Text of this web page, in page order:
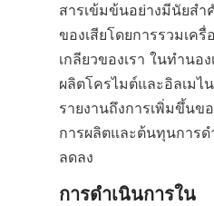
สารเข้มข้นอย่างมีนัยส
ของเสียโดยการรวมเครื่
เกลียวของเรา ในทำนอ
ผลิตโครไมต์และอิลเมไ
รายงานถึงการเพิ่มขึ้นข
การผลิตและต้นทุนการด
ลดลง
การดำเนินการใน